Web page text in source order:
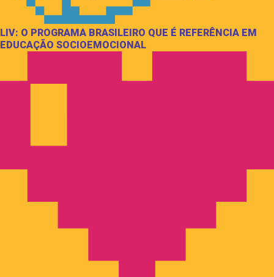
LIV: O PROGRAMA BRASILEIRO QUE É REFERÊNCIA EM
EDUCAÇÃO SOCIOEMOCIONAL